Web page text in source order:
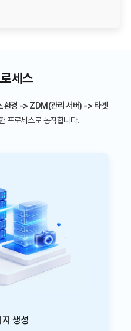
세스
환경 -> ZDM(관리 서버) -> 타겟
프로세스로 동작합니다.
생성